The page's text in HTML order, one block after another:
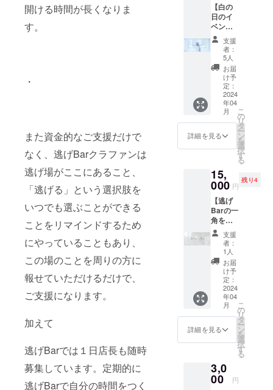
開ける時間が長くなりま
す。
・
また資金的なご支援だけで
なく、逃げBarクラファンは
逃げ場がここにあること、
「逃げる」という選択肢を
いつでも選ぶことができる
ことをリマインドするため
にやっていることもあり、
この場のことを周りの方に
報せていただけるだけで、
ご支援になります。
加えて
逃げBarでは１日店長も随時
募集しています。定期的に
逃げBarで自分の時間をつく
【白の
日のイ
ベント
参加券
＋飲み
放題プ
ラン】
・追加
リター
ン！ ・
2024年
4月6日
(土)白の
日の
13:00-
18:00に
逃げBar
店内で
催す
「逃げ
Bar存続
感謝
祭」の
チケッ
ト+時間
内飲み
放題で
アル
コール
やエリ
クサー
がお楽
しみい
ただけ
未成年
の方に
はアル
支援
者：
5人
お届
け予
定：
2024
年04
月
詳細を見る
こ
の
リ
タ
ー
ン
を
選
択
す
る
15,
000 円
残り4
【逃げ
Barの一
角をあ
なたの
スペー
スに！
プラ
ン】 ・
逃げBar
店舗内
の一
角、半
径30cm
のス
ペース
を6ヶ月
し出し
いたし
ます。
支援
者：
1人
お届
け予
定：
2024
年04
月
詳細を見る
こ
の
リ
タ
ー
ン
を
選
択
す
る
3,0
00 円